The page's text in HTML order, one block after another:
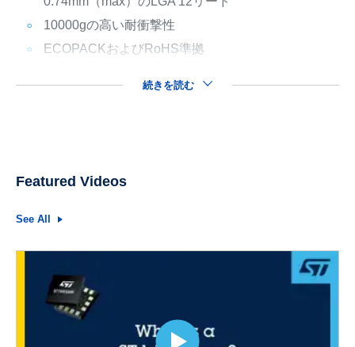
10000gの高い耐衝撃性
ECOPACKおよびRoHS準拠
続きを読む
Featured Videos
See All